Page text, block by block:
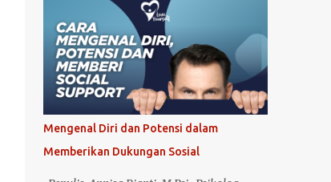
Mengenal Diri dan Potensi dalam
Memberikan Dukungan Sosial